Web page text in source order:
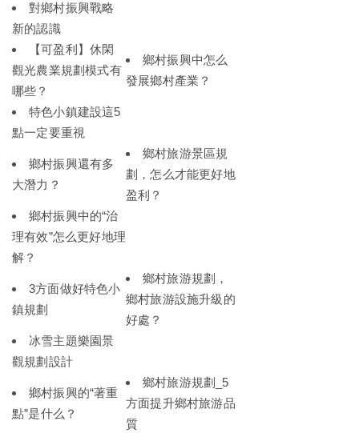
對鄉村振興戰略
新的認識
【可盈利】休閑
觀光農業規劃模式有
哪些？
鄉村振興中怎么
發展鄉村產業？
特色小鎮建設這5
點一定要重視
鄉村振興還有多
大潛力？
鄉村旅游景區規
劃，怎么才能更好地
盈利？
鄉村振興中的“治
理有效”怎么更好地理
解？
3方面做好特色小
鎮規劃
鄉村旅游規劃，
鄉村旅游設施升級的
好處？
冰雪主題樂園景
觀規劃設計
鄉村振興的“著重
點”是什么？
鄉村旅游規劃_5
方面提升鄉村旅游品
質